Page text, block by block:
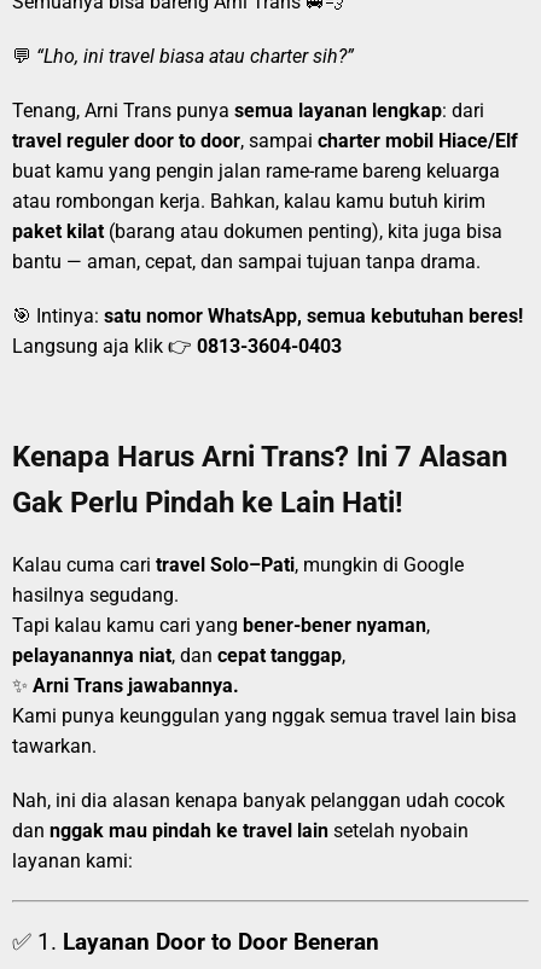
💬 “Lho, ini travel biasa atau charter sih?”
Tenang, Arni Trans punya semua layanan lengkap: dari
travel reguler door to door, sampai charter mobil Hiace/Elf
buat kamu yang pengin jalan rame-rame bareng keluarga
atau rombongan kerja. Bahkan, kalau kamu butuh kirim
paket kilat (barang atau dokumen penting), kita juga bisa
bantu — aman, cepat, dan sampai tujuan tanpa drama.
🎯 Intinya: satu nomor WhatsApp, semua kebutuhan beres!
Langsung aja klik 👉 0813-3604-0403
Kenapa Harus Arni Trans? Ini 7 Alasan
Gak Perlu Pindah ke Lain Hati!
Kalau cuma cari travel Solo–Pati, mungkin di Google
hasilnya segudang.
Tapi kalau kamu cari yang bener-bener nyaman,
pelayanannya niat, dan cepat tanggap,
✨ Arni Trans jawabannya.
Kami punya keunggulan yang nggak semua travel lain bisa
tawarkan.
Nah, ini dia alasan kenapa banyak pelanggan udah cocok
dan nggak mau pindah ke travel lain setelah nyobain
layanan kami:
✅ 1. Layanan Door to Door Beneran